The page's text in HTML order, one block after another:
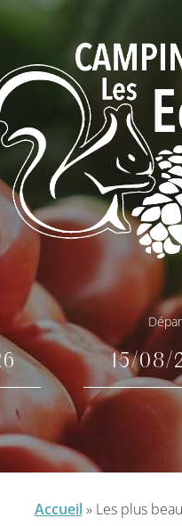
Accueil» Les plus